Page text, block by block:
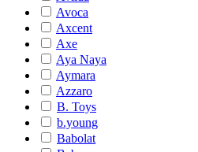
Avoca
Axcent
Axe
Aya Naya
Aymara
Azzaro
B. Toys
b.young
Babolat